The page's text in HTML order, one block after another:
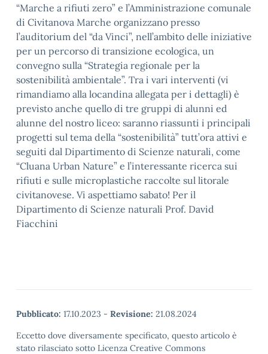
“Marche a rifiuti zero” e l’Amministrazione comunale
di Civitanova Marche organizzano presso
l’auditorium del “da Vinci”, nell’ambito delle iniziative
per un percorso di transizione ecologica, un
convegno sulla “Strategia regionale per la
sostenibilità ambientale”. Tra i vari interventi (vi
rimandiamo alla locandina allegata per i dettagli) è
previsto anche quello di tre gruppi di alunni ed
alunne del nostro liceo: saranno riassunti i principali
progetti sul tema della “sostenibilità” tutt’ora attivi e
seguiti dal Dipartimento di Scienze naturali, come
“Cluana Urban Nature” e l’interessante ricerca sui
rifiuti e sulle microplastiche raccolte sul litorale
civitanovese. Vi aspettiamo sabato! Per il
Dipartimento di Scienze naturali Prof. David
Fiacchini
Pubblicato: 17.10.2023 - Revisione: 21.08.2024
Eccetto dove diversamente specificato, questo articolo è
stato rilasciato sotto Licenza Creative Commons